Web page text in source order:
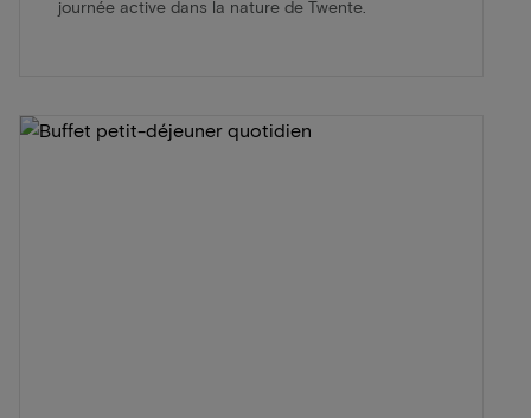
journée active dans la nature de Twente.